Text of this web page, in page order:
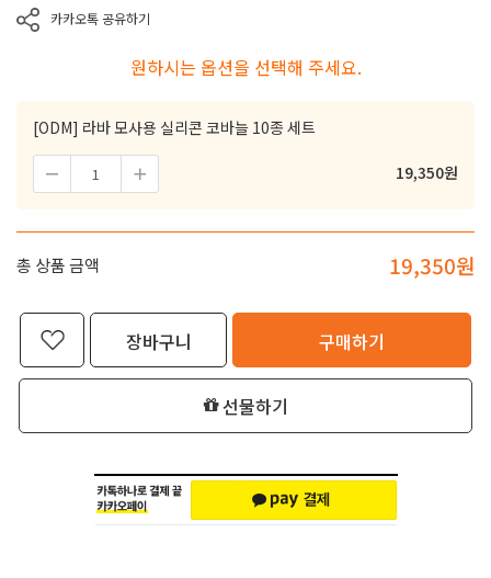
카카오톡 공유하기
원하시는 옵션을 선택해 주세요.
[ODM] 라바 모사용 실리콘 코바늘 10종 세트
19,350원
총 상품 금액 19,350원
장바구니 구매하기
선물하기